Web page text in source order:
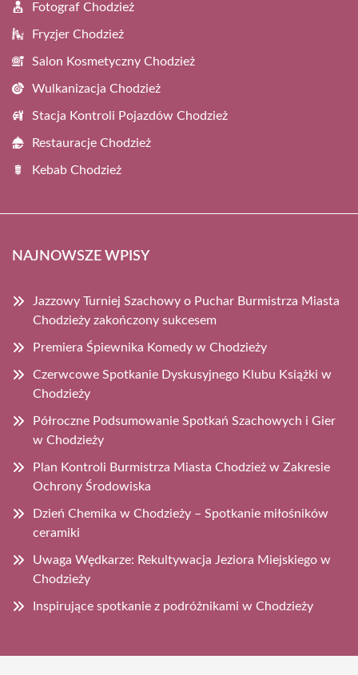
Fotograf Chodzież
Fryzjer Chodzież
Salon Kosmetyczny Chodzież
Wulkanizacja Chodzież
Stacja Kontroli Pojazdów Chodzież
Restauracje Chodzież
Kebab Chodzież
NAJNOWSZE WPISY
Jazzowy Turniej Szachowy o Puchar Burmistrza Miasta
Chodzieży zakończony sukcesem
Premiera Śpiewnika Komedy w Chodzieży
Czerwcowe Spotkanie Dyskusyjnego Klubu Książki w
Chodzieży
Półroczne Podsumowanie Spotkań Szachowych i Gier
w Chodzieży
Plan Kontroli Burmistrza Miasta Chodzież w Zakresie
Ochrony Środowiska
Dzień Chemika w Chodzieży – Spotkanie miłośników
ceramiki
Uwaga Wędkarze: Rekultywacja Jeziora Miejskiego w
Chodzieży
Inspirujące spotkanie z podróżnikami w Chodzieży